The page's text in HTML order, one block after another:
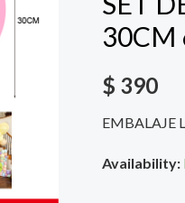
30CM
$ 390
EMBALAJE
Availability: